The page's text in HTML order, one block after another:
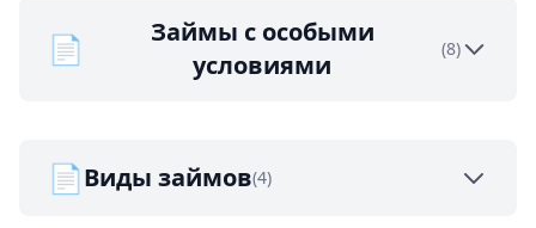
📄
Займы с особыми
условиями
(8)
📄Виды займов(4)